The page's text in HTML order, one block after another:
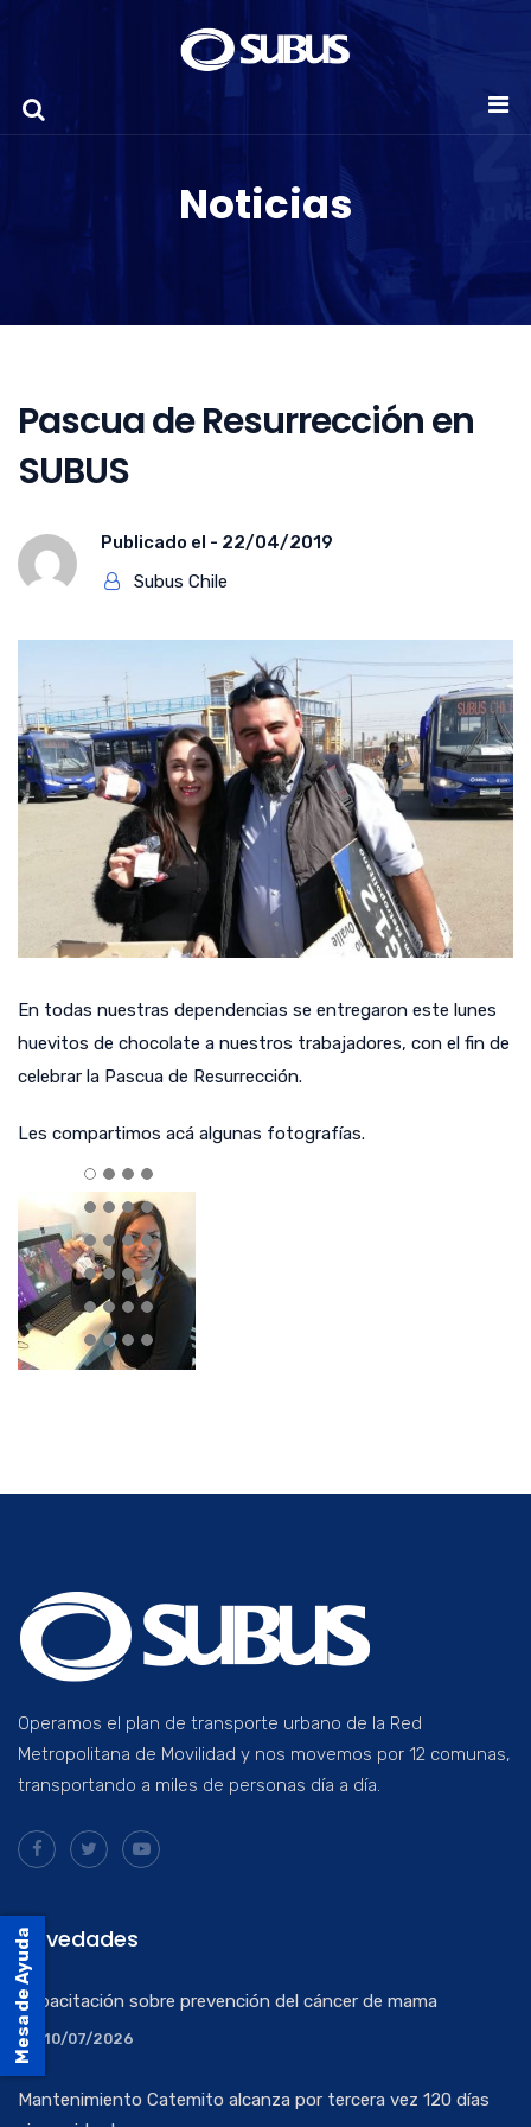
Noticias
Pascua de Resurrección en
SUBUS
Publicado el - 22/04/2019
Subus Chile
En todas nuestras dependencias se entregaron este lunes
huevitos de chocolate a nuestros trabajadores, con el fin de
celebrar la Pascua de Resurrección.
Les compartimos acá algunas fotografías.
Operamos el plan de transporte urbano de la Red
Metropolitana de Movilidad y nos movemos por 12 comunas,
transportando a miles de personas día a día.
Novedades
Capacitación sobre prevención del cáncer de mama
10/07/2026
Mantenimiento Catemito alcanza por tercera vez 120 días
Mesa de Ayuda